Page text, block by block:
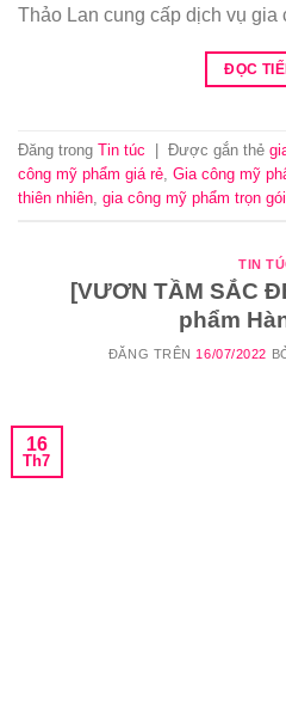
Thảo Lan cung cấp dịch vụ gia
ĐỌC
Đăng trong Tin túc Được gắn thẻ
công mỹ phẩm giá rẻ Gia công mỹ
thiên nhiên gia công mỹ phẩm trọn gói
TIN
[VƯƠN TẦM SẮC
phẩm
ĐĂNG TRÊN 16/07/2022
16
Th7